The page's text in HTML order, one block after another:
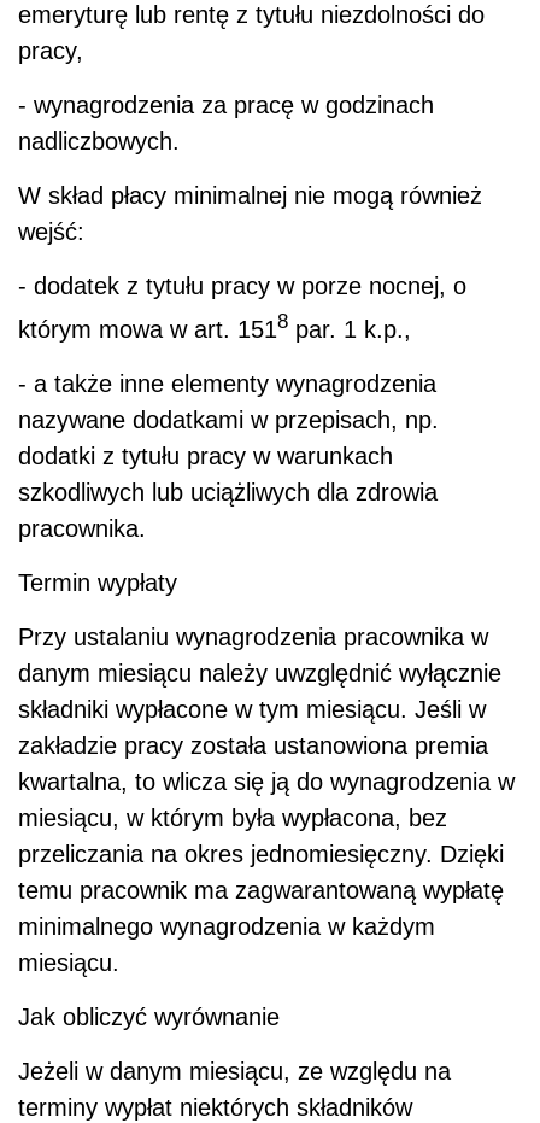
emeryturę lub rentę z tytułu niezdolności do
pracy,
- wynagrodzenia za pracę w godzinach
nadliczbowych.
W skład płacy minimalnej nie mogą również
wejść:
- dodatek z tytułu pracy w porze nocnej, o
którym mowa w art. 1518 par. 1 k.p.,
- a także inne elementy wynagrodzenia
nazywane dodatkami w przepisach, np.
dodatki z tytułu pracy w warunkach
szkodliwych lub uciążliwych dla zdrowia
pracownika.
Termin wypłaty
Przy ustalaniu wynagrodzenia pracownika w
danym miesiącu należy uwzględnić wyłącznie
składniki wypłacone w tym miesiącu. Jeśli w
zakładzie pracy została ustanowiona premia
kwartalna, to wlicza się ją do wynagrodzenia w
miesiącu, w którym była wypłacona, bez
przeliczania na okres jednomiesięczny. Dzięki
temu pracownik ma zagwarantowaną wypłatę
minimalnego wynagrodzenia w każdym
miesiącu.
Jak obliczyć wyrównanie
Jeżeli w danym miesiącu, ze względu na
terminy wypłat niektórych składników